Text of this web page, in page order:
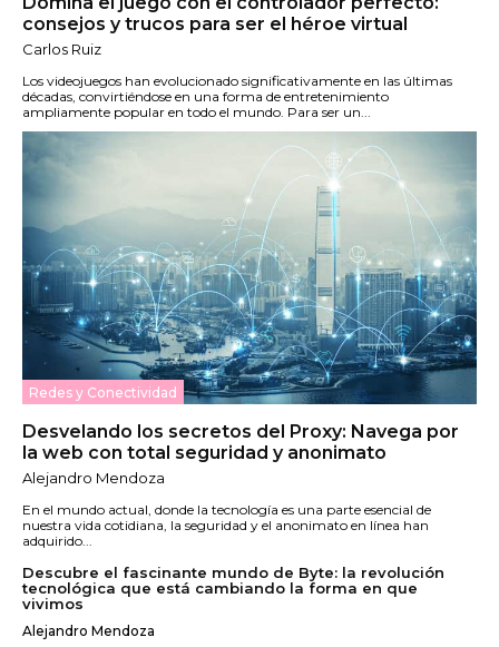
consejos y trucos para ser el héroe virtual
Carlos Ruiz
Los videojuegos han evolucionado significativamente en las últimas
décadas, convirtiéndose en una forma de entretenimiento
ampliamente popular en todo el mundo. Para ser un...
Redes y Conectividad
Desvelando los secretos del Proxy: Navega por
la web con total seguridad y anonimato
Alejandro Mendoza
En el mundo actual, donde la tecnología es una parte esencial de
nuestra vida cotidiana, la seguridad y el anonimato en línea han
adquirido...
Descubre el fascinante mundo de Byte: la revolución
tecnológica que está cambiando la forma en que
vivimos
Alejandro Mendoza